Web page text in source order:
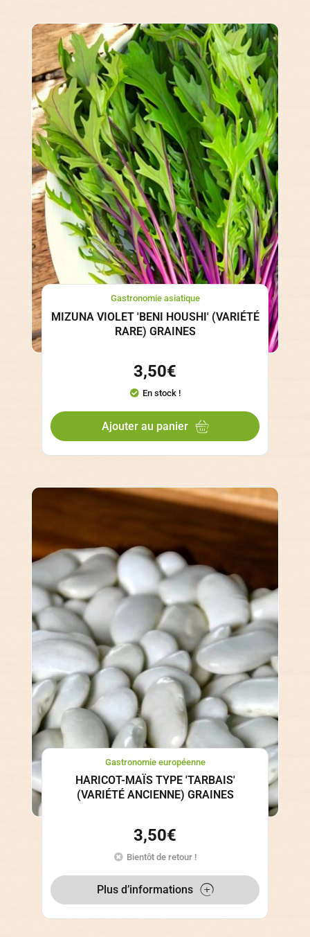
Gastronomie asiatique
MIZUNA VIOLET 'BENI HOUSHI' (VARIÉTÉ
RARE) GRAINES
3,50€
En stock !
Ajouter au panier
Gastronomie européenne
HARICOT-MAÏS TYPE 'TARBAIS'
(VARIÉTÉ ANCIENNE) GRAINES
3,50€
Bientôt de retour !
Plus d’informations